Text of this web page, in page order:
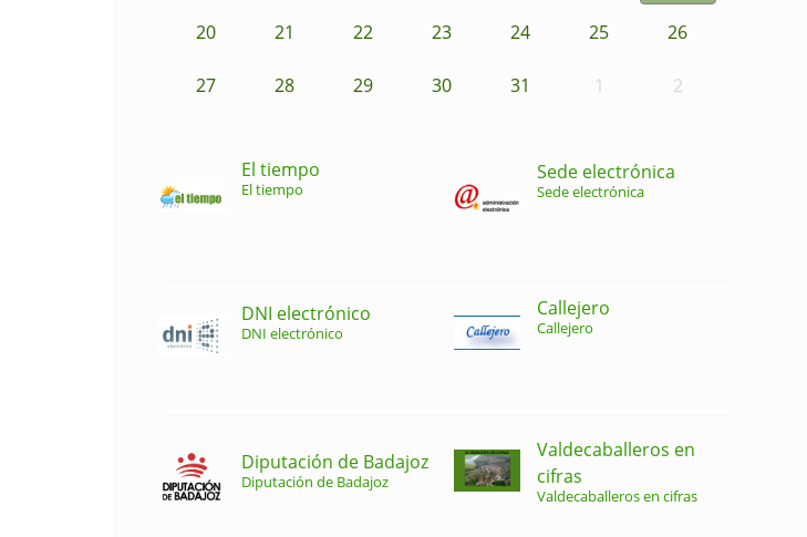
20 21 22 23 24 25 26
27 28 29 30 31 1 2
El tiempo
El tiempo
Sede electrónica
Sede electrónica
DNI electrónico
DNI electrónico
Callejero
Callejero
Diputación de Badajoz
Diputación de Badajoz
Valdecaballeros en
cifras
Valdecaballeros en cifras